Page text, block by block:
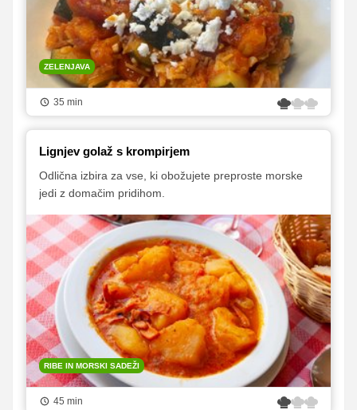
ZELENJAVA
35 min
Lignjev golaž s krompirjem
Odlična izbira za vse, ki obožujete preproste morske
jedi z domačim pridihom.
RIBE IN MORSKI SADEŽI
45 min